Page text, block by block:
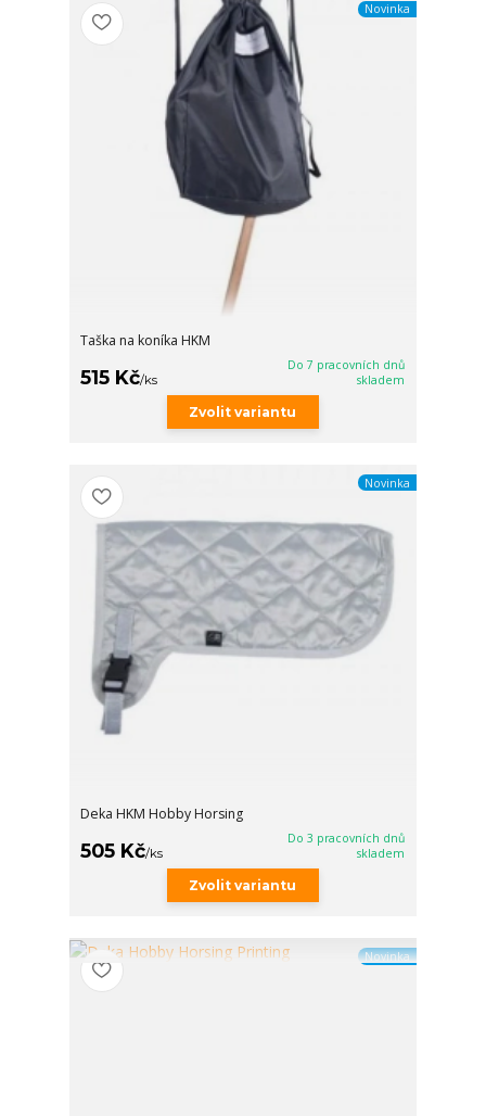
Novinka
Taška na koníka HKM
515 Kč/ks
Do 7 pracovních dnů
skladem
Zvolit variantu
Novinka
Deka HKM Hobby Horsing
505 Kč/ks
Do 3 pracovních dnů
skladem
Zvolit variantu
Novinka